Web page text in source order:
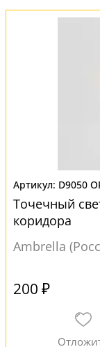
D9050
Точечный
коридора
Ambrella
200 ₽